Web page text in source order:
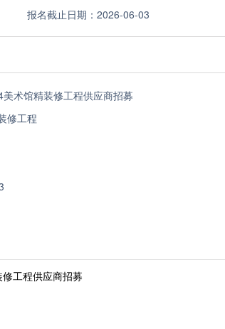
报名截止日期： 2026-06-03
术馆精装修工程供应商招募
修工程
工程供应商招募